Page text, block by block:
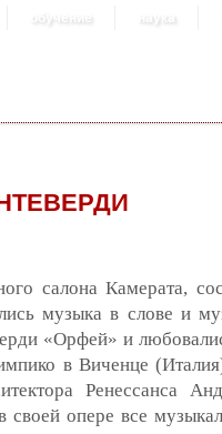
обучение наука
салона Камерата,
музыка в слове и
«Орфей» и
в Виченце
Ренессанса
опере все